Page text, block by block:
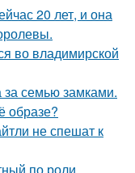
20 лет, и она
во владимирской
семью замками.
образе?
не спешат к